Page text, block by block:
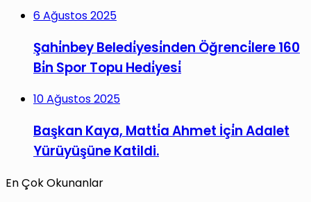
6 Ağustos 2025
Şahi̇nbey Beledi̇yesi̇nden Öğrenci̇lere 160
Bi̇n Spor Topu Hedi̇yesi̇
10 Ağustos 2025
Başkan Kaya, Matti̇a Ahmet İçi̇n Adalet
Yürüyüşüne Katildi.
En Çok Okunanlar